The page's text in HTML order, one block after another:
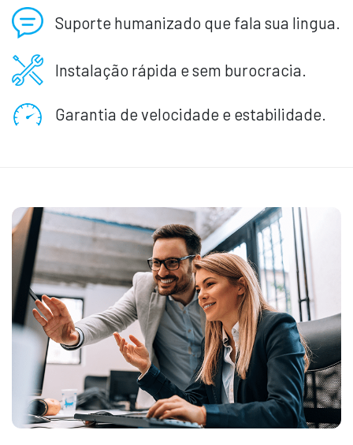
Suporte humanizado que fala sua lingua.
Instalação rápida e sem burocracia.
Garantia de velocidade e estabilidade.